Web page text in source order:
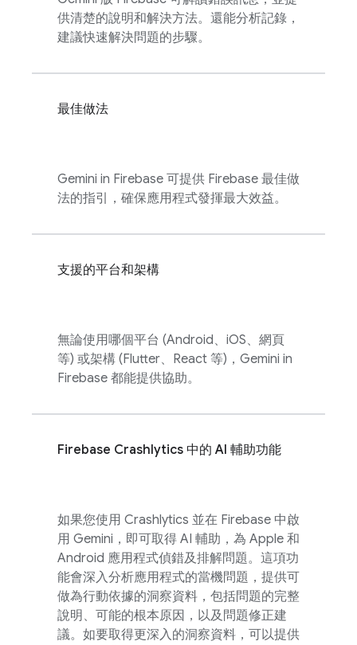
供清楚的說明和解決方法。還能分析記錄，
建議快速解決問題的步驟。
最佳做法
Gemini in Firebase 可提供 Firebase 最佳做
法的指引，確保應用程式發揮最大效益。
支援的平台和架構
無論使用哪個平台 (Android、iOS、網頁
等) 或架構 (Flutter、React 等)，Gemini in
Firebase 都能提供協助。
Firebase Crashlytics 中的 AI 輔助功能
如果您使用 Crashlytics 並在 Firebase 中啟
用 Gemini，即可取得 AI 輔助，為 Apple 和
Android 應用程式偵錯及排解問題。這項功
能會深入分析應用程式的當機問題，提供可
做為行動依據的洞察資料，包括問題的完整
說明、可能的根本原因，以及問題修正建
議。如要取得更深入的洞察資料，可以提供